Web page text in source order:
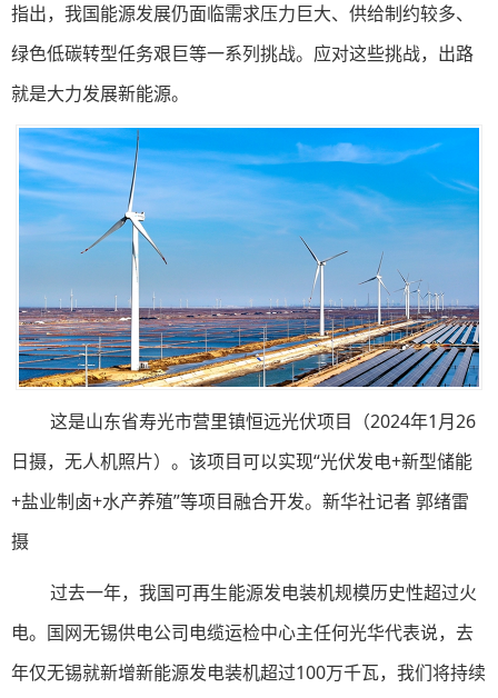
指出，我国能源发展仍面临需求压力巨大、供给制约较多、
绿色低碳转型任务艰巨等一系列挑战。应对这些挑战，出路
就是大力发展新能源。
这是山东省寿光市营里镇恒远光伏项目（2024年1月26
日摄，无人机照片）。该项目可以实现“光伏发电+新型储能
+盐业制卤+水产养殖”等项目融合开发。新华社记者 郭绪雷
摄
过去一年，我国可再生能源发电装机规模历史性超过火
电。国网无锡供电公司电缆运检中心主任何光华代表说，去
年仅无锡就新增新能源发电装机超过100万千瓦，我们将持续